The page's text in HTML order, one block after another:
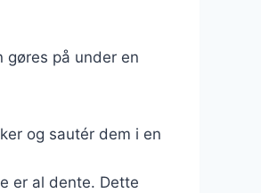
gøres på under en
og sautér dem i en
er al dente. Dette